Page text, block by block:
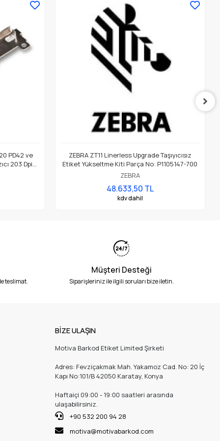
PD42 ve
203 Dpi
ZEBRA ZT11 Linerless Upgrade Taşıyıcısız
Etiket Yükseltme Kiti Parça No: P1105147-700
ZEBRA
48.633,50 TL
kdv dahil
teslimat.
Müşteri Desteği
Siparişleriniz ile ilgili soruları bize iletin.
BİZE ULAŞIN
Motiva Barkod Etiket Limited Şirketi
Adres: Fevziçakmak Mah. Yakamoz Cad. No: 20 İç
Kapı No:101/B 42050 Karatay, Konya
Haftaiçi 09:00 - 19:00 saatleri arasında
ulaşabilirsiniz.
+90 532 200 94 28
motiva@motivabarkod.com